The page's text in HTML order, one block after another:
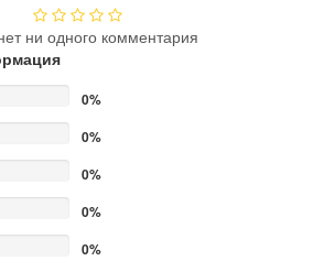
ни одного комментария
0%
0%
0%
0%
0%